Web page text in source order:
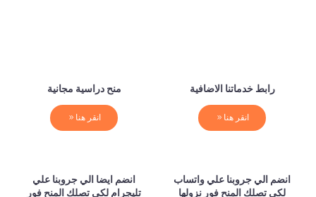
رابط خدماتنا الاضافية
انقر هنا
منح دراسية مجانية
انقر هنا
انضم الي جروبنا علي واتساب
لكي تصلك المنح فور نزولها
انضم ايضا الي جروبنا علي
تليجرام لكي تصلك المنح فور